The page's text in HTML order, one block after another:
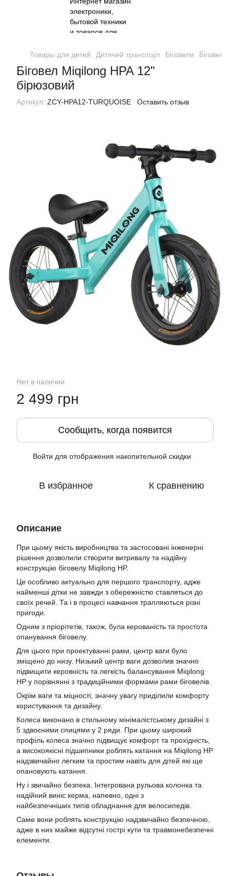
Товары для детей Дитячий транспорт Біговели
Біговел Miqilong HPA 12"
бірюзовий
Артикул: ZCY-HPA12-TURQUOISE Оставить отзыв
Нет в наличии
2 499 грн
Сообщить, когда появится
Войти для отображения накопительной скидки
В избранное К сравнению
Описание
При цьому якість виробництва та застосовані інженерні
рішення дозволили створити витривалу та надійну
конструкцію біговелу Miqilong HP.
Це особливо актуально для першого транспорту, адже
найменші дітки не завжди з обережністю ставляться до
своїх речей. Та і в процесі навчання трапляються різні
пригоди.
Одним з пріорітетів, також, була керованість та простота
опанування біговелу.
Для цього при проектуванні рами, центр ваги було
зміщено до низу. Низький центр ваги дозволив значно
підвищити керовність та легкість балансування Miqilong
HP у порівнянні з традиційними формами рами біговелів.
Окрім ваги та міцності, значну увагу приділили комфорту
користування та дизайну.
Колеса виконано в стильному мінімалістському дизайні з
5 здвоєними спицями у 2 ряди. При цьому широкий
профіль колеса значно підвищує комфорт та прохідність,
а високоякісні підшипники роблять катання на Miqilong HP
надзвичайно легким та простим навіть для дітей які ще
опановують катання.
Ну і звичайно безпека. Інтегрована рульова колонка та
надійний виніс керма, напевно, одні з
найбезпечніших типів обладнання для велосипедів.
Саме вони роблять конструкцію надзвичайно безпечною,
адже в них майже відсутні гострі кути та травмонебезпечні
елементи.